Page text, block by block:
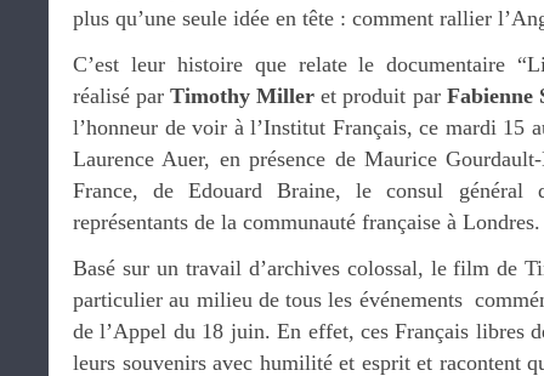
plus qu’une seule idée en tête : comment rallier
C’est leur histoire que relate le documentaire
réalisé parTimothy Miller et produit par Fabienne
l’honneur de voir à l’Institut Français, ce mardi 15
Laurence Auer, en présence de Maurice
France, de Edouard Braine, le consul général
représentants de la communauté française à Londres.
Basé sur un travail d’archives colossal, le film de
particulier au milieu de tous les événements
de l’Appel du 18 juin. En effet, ces Français libres
leurs souvenirs avec humilité et esprit et racontent